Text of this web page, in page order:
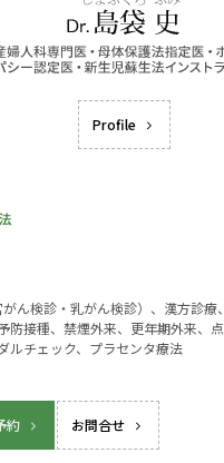
Profile
ん検診・乳がん検診）、漢方診療、
防接種、禁煙外来、更年期外来、点
ルチェック、プラセンタ療法
約 お問合せ